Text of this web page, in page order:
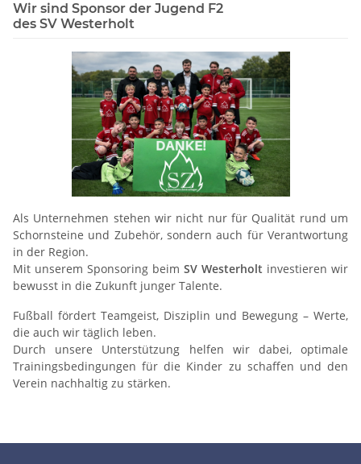
Wir sind Sponsor der Jugend F2
des SV Westerholt
Als Unternehmen stehen wir nicht nur für Qualität rund um
Schornsteine und Zubehör, sondern auch für Verantwortung
in der Region.
Mit unserem Sponsoring beim SV Westerholt investieren wir
bewusst in die Zukunft junger Talente.
Fußball fördert Teamgeist, Disziplin und Bewegung – Werte,
die auch wir täglich leben.
Durch unsere Unterstützung helfen wir dabei, optimale
Trainingsbedingungen für die Kinder zu schaffen und den
Verein nachhaltig zu stärken.